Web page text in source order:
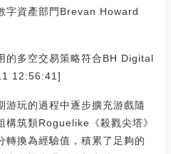
字資產部門Brevan Howard
的多空交易策略符合BH Digital
12:56:41]
游玩的過程中逐步擴充游戲隨
構筑類Roguelike《殺戮尖塔》
轉換為經驗值，積累了足夠的